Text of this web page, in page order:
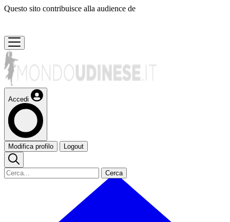
Questo sito contribuisce alla audience de
Accedi
Modifica profilo Logout
Cerca